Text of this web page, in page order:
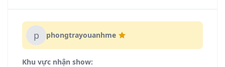
p phongtrayouanhme
Khu vực nhận show: